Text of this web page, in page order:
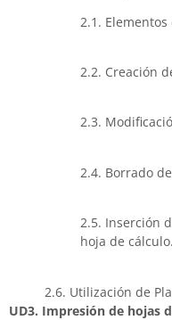
2.1.
2.2. Creación
2.3.
2.4. Borrado
2.5. Inserción
hoja de cálculo.
2.6. Utilización de
UD3. Impresión de hojas